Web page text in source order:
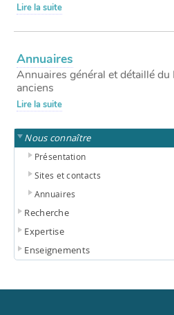
Lire la suite
Annuaires
Annuaires général et détaillé du
anciens
Lire la suite
Nous connaître
Présentation
Sites et contacts
Annuaires
Recherche
Expertise
Enseignements